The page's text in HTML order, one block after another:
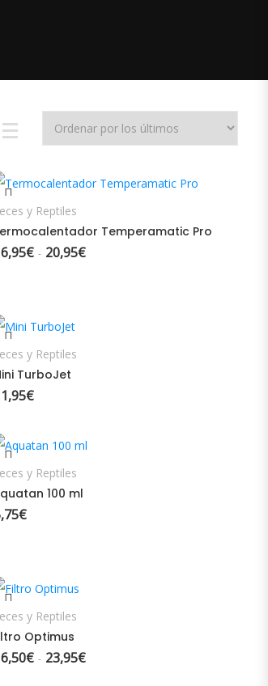
y Reptiles
Temperamatic Pro
€ - 20,95€
19,90€
y Reptiles
TurboJet
€
y Reptiles
100 ml
€
y Reptiles
Optimus
€ - 23,95€